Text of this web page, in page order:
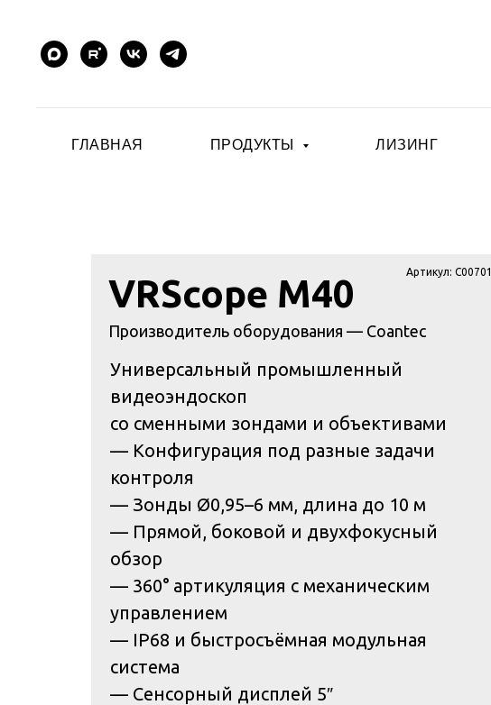
ГЛАВНАЯ ПРОДУКТЫ ЛИЗИНГ
VRScope M40
Универсальный промышленный
видеоэндоскоп
со сменными зондами и объективами
— Конфигурация под разные задачи
контроля
— Зонды Ø0,95–6 мм, длина до 10 м
— Прямой, боковой и двухфокусный
обзор
— 360° артикуляция с механическим
управлением
— IP68 и быстросъёмная модульная
система
— Сенсорный дисплей 5″
Артикул: C00701
Производитель оборудования — Coantec